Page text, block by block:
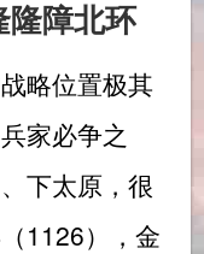
隆障北环
略位置极其
家必争之
下太原，很
1126），金